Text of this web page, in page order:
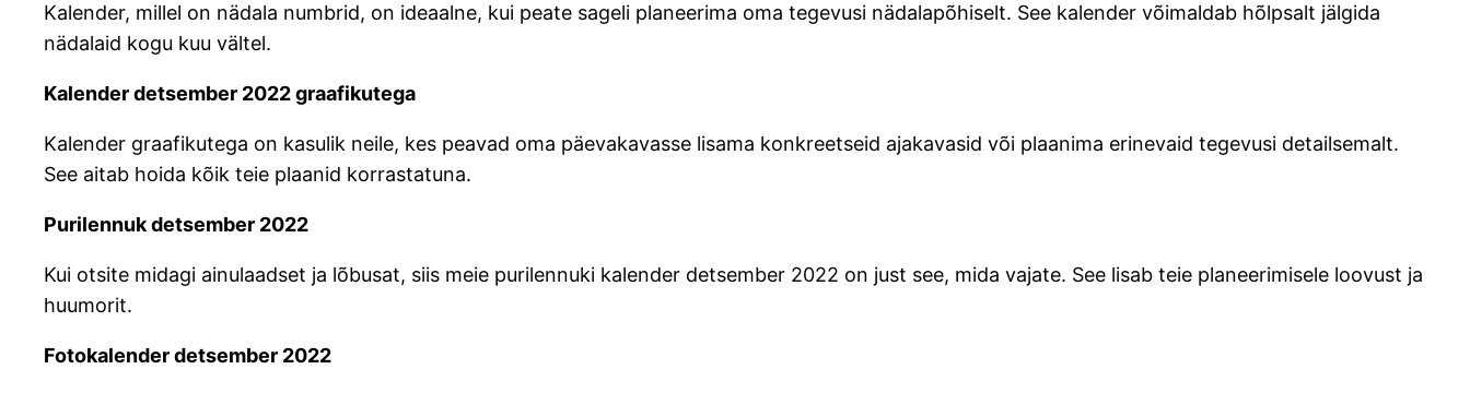
Kalender, millel on nädala numbrid, on ideaalne, kui peate sageli planeerima oma tegevusi nädalapõhiselt. See kalender võimaldab hõlpsalt jälgida
nädalaid kogu kuu vältel.
Kalender detsember 2022 graafikutega
Kalender graafikutega on kasulik neile, kes peavad oma päevakavasse lisama konkreetseid ajakavasid või plaanima erinevaid tegevusi detailsemalt.
See aitab hoida kõik teie plaanid korrastatuna.
Purilennuk detsember 2022
Kui otsite midagi ainulaadset ja lõbusat, siis meie purilennuki kalender detsember 2022 on just see, mida vajate. See lisab teie planeerimisele loovust ja
huumorit.
Fotokalender detsember 2022